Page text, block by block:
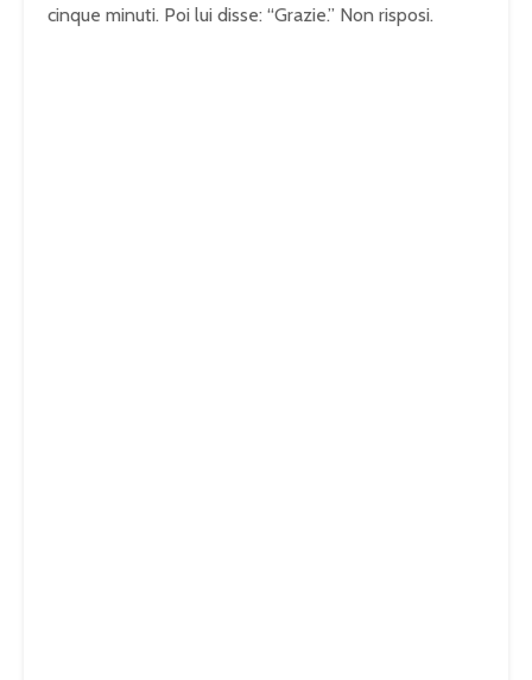
cinque minuti. Poi lui disse: “Grazie.” Non risposi.